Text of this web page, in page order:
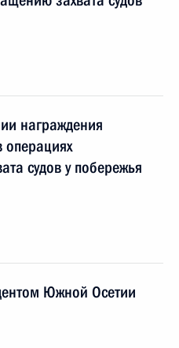
награждения
операциях
судов у побережья
Южной Осетии